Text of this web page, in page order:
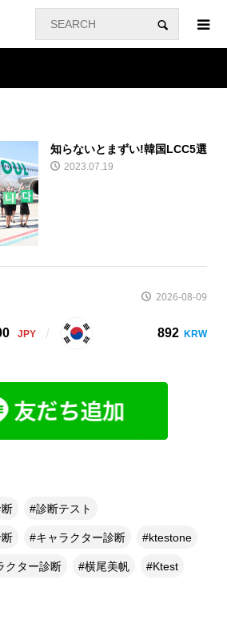
知らないとまずい!韓国LCC5選
2023.07.19
2026-08-09
892
診断テスト
キャラクター診断 ktestone
クター診断 横尾美帆 Ktest